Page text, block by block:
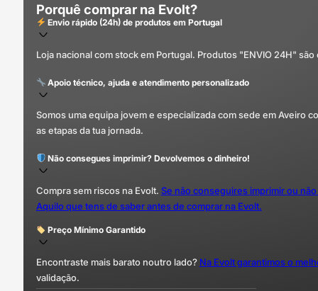
Porquê comprar na Evolt?
Envio rápido (24h) de produtos em Portugal
Loja nacional com stock em Portugal. Produtos "ENVIO 24H"
Apoio técnico, ajuda e atendimento personalizado
Somos uma equipa jovem e especializada com sede em Aveiro
as etapas da tua jornada.
Não consegues imprimir? Devolvemos o dinheiro!
Compra sem riscos na Evolt. Se não conseguires imprimir ou
Aquilo que tens de saber antes de comprar na Evolt.
Preço Mínimo Garantido
Encontraste mais barato noutro lado? Na Evolt garantimos o
validação.